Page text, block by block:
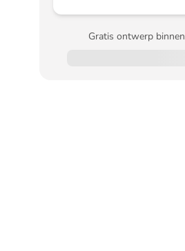
Gratis ontwerp binnen